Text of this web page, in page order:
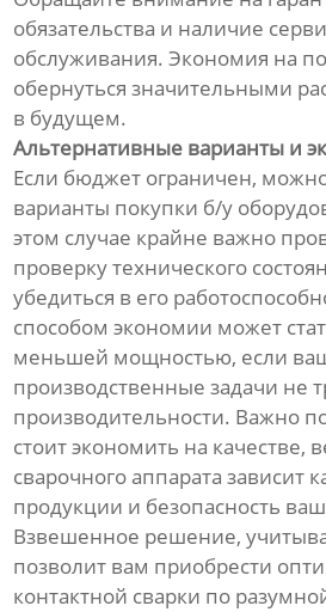
обязательства и наличие
обслуживания. Экономия на
обернуться значительными
в будущем.
Альтернативные варианты и
Если бюджет ограничен,
варианты покупки б/у
этом случае крайне важно
проверку технического
убедиться в его
способом экономии может
меньшей мощностью, если
производственные задачи не
производительности. Важно
стоит экономить на качестве,
сварочного аппарата зависит
продукции и безопасность
Взвешенное решение,
позволит вам приобрести
контактной сварки по